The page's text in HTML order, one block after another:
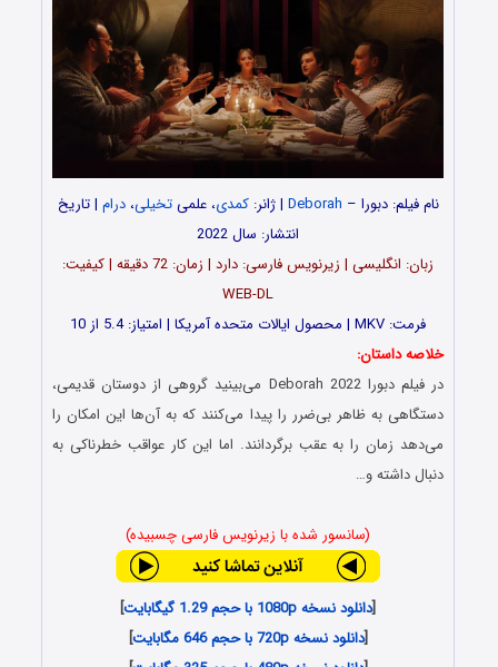
نام فیلم:دبورا –
Deborah | ژانر:کمدی، علمیتخیلی،درام | تاریخ
انتشار: سال 2022
زبان: انگلیسی | زیرنویس فارسی: دارد | زمان: 72 دقیقه | کیفیت:
WEB-DL
فرمت: MKV | محصول ایالات متحده آمریکا | امتیاز: 5.4 از 10
خلاصه داستان:
در فیلمدبورا
Deborah 2022 می‌بینید گروهی از دوستان قدیمی،
دستگاهی به ظاهر بی‌ضرر را پیدا می‌کنند که به آن‌ها این امکان را
می‌دهد زمان را به عقب برگردانند. اما این کار عواقب خطرناکی به
دنبال داشته و…
(سانسور شده با زیرنویس فارسی چسبیده)
[دانلود نسخه 1080p با حجم 1.29 گیگابایت
]
[دانلود نسخه 720p با حجم 646 مگابایت
]